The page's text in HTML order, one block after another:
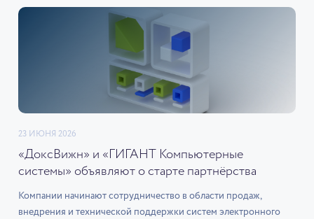
23 ИЮНЯ 2026
«ДоксВижн» и «ГИГАНТ Компьютерные
системы» объявляют о старте партнёрства
Компании начинают сотрудничество в области продаж,
внедрения и технической поддержки систем электронного